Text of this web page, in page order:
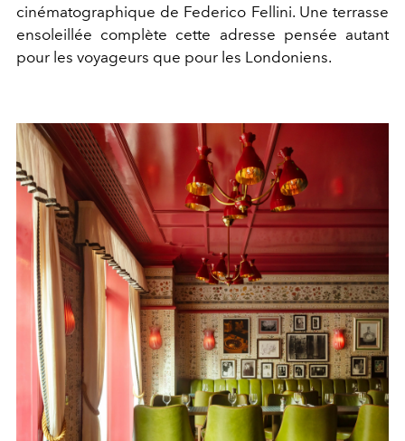
cinématographique de Federico Fellini. Une terrasse
ensoleillée complète cette adresse pensée autant
pour les voyageurs que pour les Londoniens.